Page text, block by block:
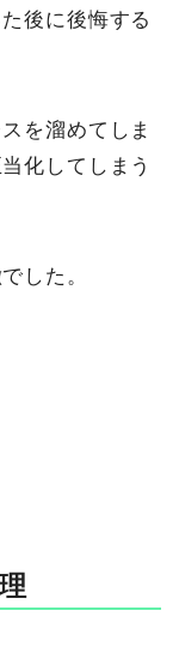
後に後悔する
を溜めてしま
化してしまう
した。